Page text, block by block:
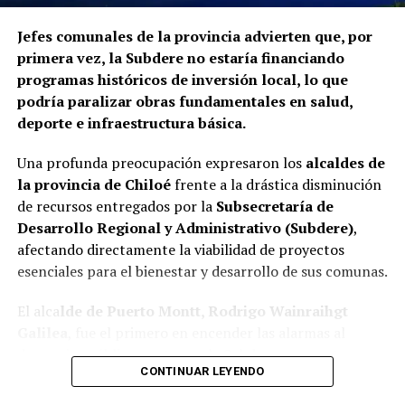
Jefes comunales de la provincia advierten que, por
primera vez, la Subdere no estaría financiando
programas históricos de inversión local, lo que
podría paralizar obras fundamentales en salud,
deporte e infraestructura básica.
Una profunda preocupación expresaron los alcaldes de
la provincia de Chiloéfrente a la drástica disminución
de recursos entregados por la Subsecretaría de
Desarrollo Regional y Administrativo (Subdere),
afectando directamente la viabilidad de proyectos
esenciales para el bienestar y desarrollo de sus comunas.
El alca lde de Puerto Montt, Rodrigo Wainraihgt
denunciar públicamente que la Subdere no cuenta con
fondos para financiar iniciativas del Programa de
CONTINUAR LEYENDO